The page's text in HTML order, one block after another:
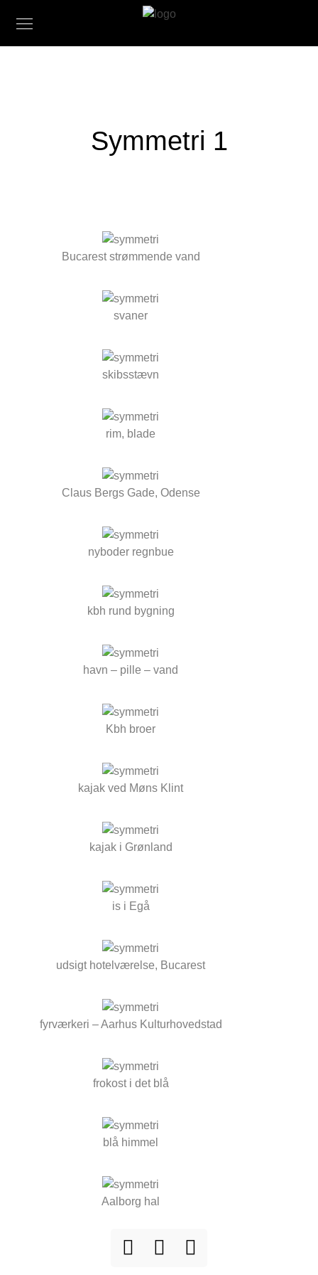
Symmetri 1
Bucarest strømmende vand
svaner
skibsstævn
rim, blade
Claus Bergs Gade, Odense
nyboder regnbue
kbh rund bygning
havn – pille – vand
Kbh broer
kajak ved Møns Klint
kajak i Grønland
is i Egå
udsigt hotelværelse, Bucarest
fyrværkeri – Aarhus Kulturhovedstad
frokost i det blå
blå himmel
Aalborg hal